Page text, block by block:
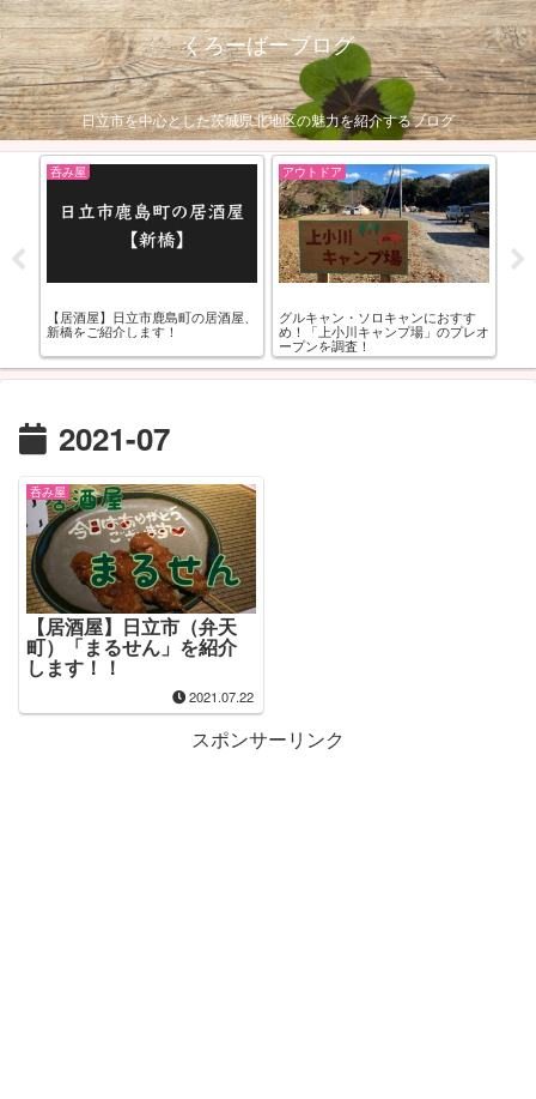
くろーばーブログ
日立市を中心とした茨城県北地区の魅力を紹介するブログ
呑み屋
【居酒屋】日立市鹿島町の居酒屋、
新橋をご紹介します！
アウトドア
グルキャン・ソロキャンにおすす
め！「上小川キャンプ場」のプレオ
ープンを調査！
2021-07
呑み屋
【居酒屋】日立市（弁天
町）「まるせん」を紹介
します！！
2021.07.22
スポンサーリンク